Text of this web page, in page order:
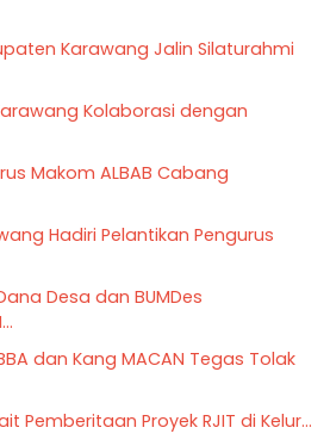
Karawang Jalin Silaturahmi
Kolaborasi dengan
Makom ALBAB Cabang
Hadiri Pelantikan Pengurus
Desa dan BUMDes
dan Kang MACAN Tegas Tolak
Pemberitaan Proyek RJIT di Kelur...